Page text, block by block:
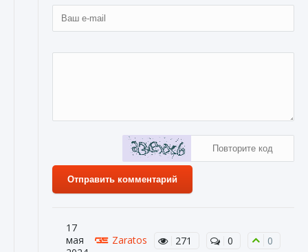
Отправить комментарий
17
мая
Zaratos 271 0 0